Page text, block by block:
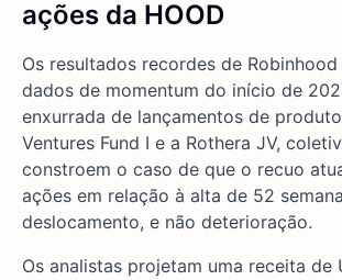
ações da HOOD
Os resultados recordes de
dados de momentum do início de
enxurrada de lançamentos de
Ventures Fund I e a Rothera JV,
constroem o caso de que o recuo
ações em relação à alta de 52
deslocamento, e não deterioração.
Os analistas projetam uma receita de